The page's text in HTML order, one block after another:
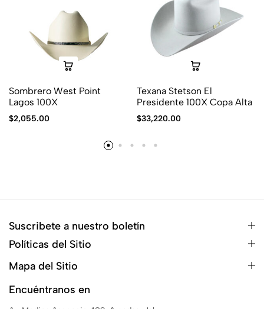
Sombrero West Point
Lagos 100X
$2,055.00
Texana Stetson El
Presidente 100X Copa Alta
$33,220.00
Suscribete a nuestro boletín
Políticas del Sitio
Mapa del Sitio
Encuéntranos en